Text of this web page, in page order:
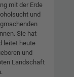
mit der Erde
und
Sie hat
leitet heute
und
Landschaft